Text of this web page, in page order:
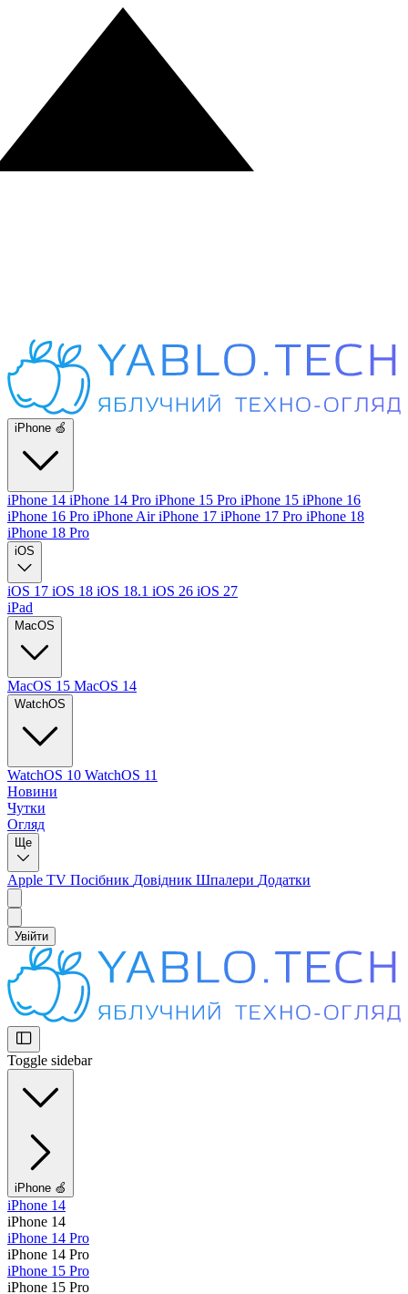
iPhone 🍏
iPhone 14 iPhone 14 Pro iPhone 15 Pro iPhone 15 iPhone 16
iPhone 16 Pro iPhone AiriPhone 17 iPhone 17 Pro iPhone 18
iPhone 18 Pro
iOS
iOS 17 iOS 18 iOS 18.1 iOS 26 iOS 27
iPad
MacOS
MacOS 15 MacOS 14
WatchOS
WatchOS 10 WatchOS 11
Новини
Чутки
Огляд
Ще
Apple TV Посібник Довідник Шпалери Додатки
Увійти
Toggle sidebar
iPhone 🍏
iPhone 14
iPhone 14
iPhone 14 Pro
iPhone 14 Pro
iPhone 15 Pro
iPhone 15 Pro